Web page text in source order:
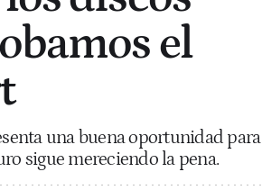
el
una buena oportunidad para
sigue mereciendo la pena.